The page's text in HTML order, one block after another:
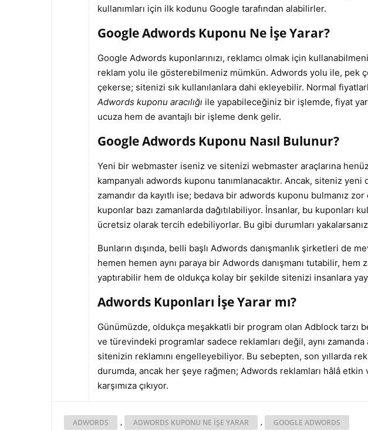
kullanımları için ilk kodunu Google tarafından alabilirler.
Google Adwords Kuponu Ne İşe Yarar?
Google Adwords kuponlarınızı, reklamcı olmak için
reklam yolu ile gösterebilmeniz mümkün. Adwords yolu ile, pek
çekerse; sitenizi sık kullanılanlara dahi ekleyebilir. Normal
Adwords kuponu aracılığı ile yapabileceğiniz bir işlemde, fiyat
ucuza hem de avantajlı bir işleme denk gelir.
Google Adwords Kuponu Nasıl Bulunur?
Yeni bir webmaster iseniz ve sitenizi webmaster araçlarına
kampanyalı adwords kuponu tanımlanacaktır. Ancak, siteniz
zamandır da kayıtlı ise; bedava bir adwords kuponu bulmanız
kuponlar bazı zamanlarda dağıtılabiliyor. İnsanlar, bu kuponları
ücretsiz olarak tercih edebiliyorlar. Bu gibi durumları
Bunların dışında, belli başlı Adwords danışmanlık şirketleri de
hemen hemen aynı paraya bir Adwords danışmanı tutabilir,
yaptırabilir hem de oldukça kolay bir şekilde sitenizi insanlara
Adwords Kuponları İşe Yarar mı?
Günümüzde, oldukça meşakkatli bir program olan Adblock tarzı
ve türevindeki programlar sadece reklamları değil, aynı zamanda
sitenizin reklamını engelleyebiliyor. Bu sebepten, son yıllarda
durumda, ancak her şeye rağmen; Adwords reklamları hâlâ
karşımıza çıkıyor.
ADWORDS , ADWORDS KUPONU NE IŞE YARAR , GOOGLE ADWORDS